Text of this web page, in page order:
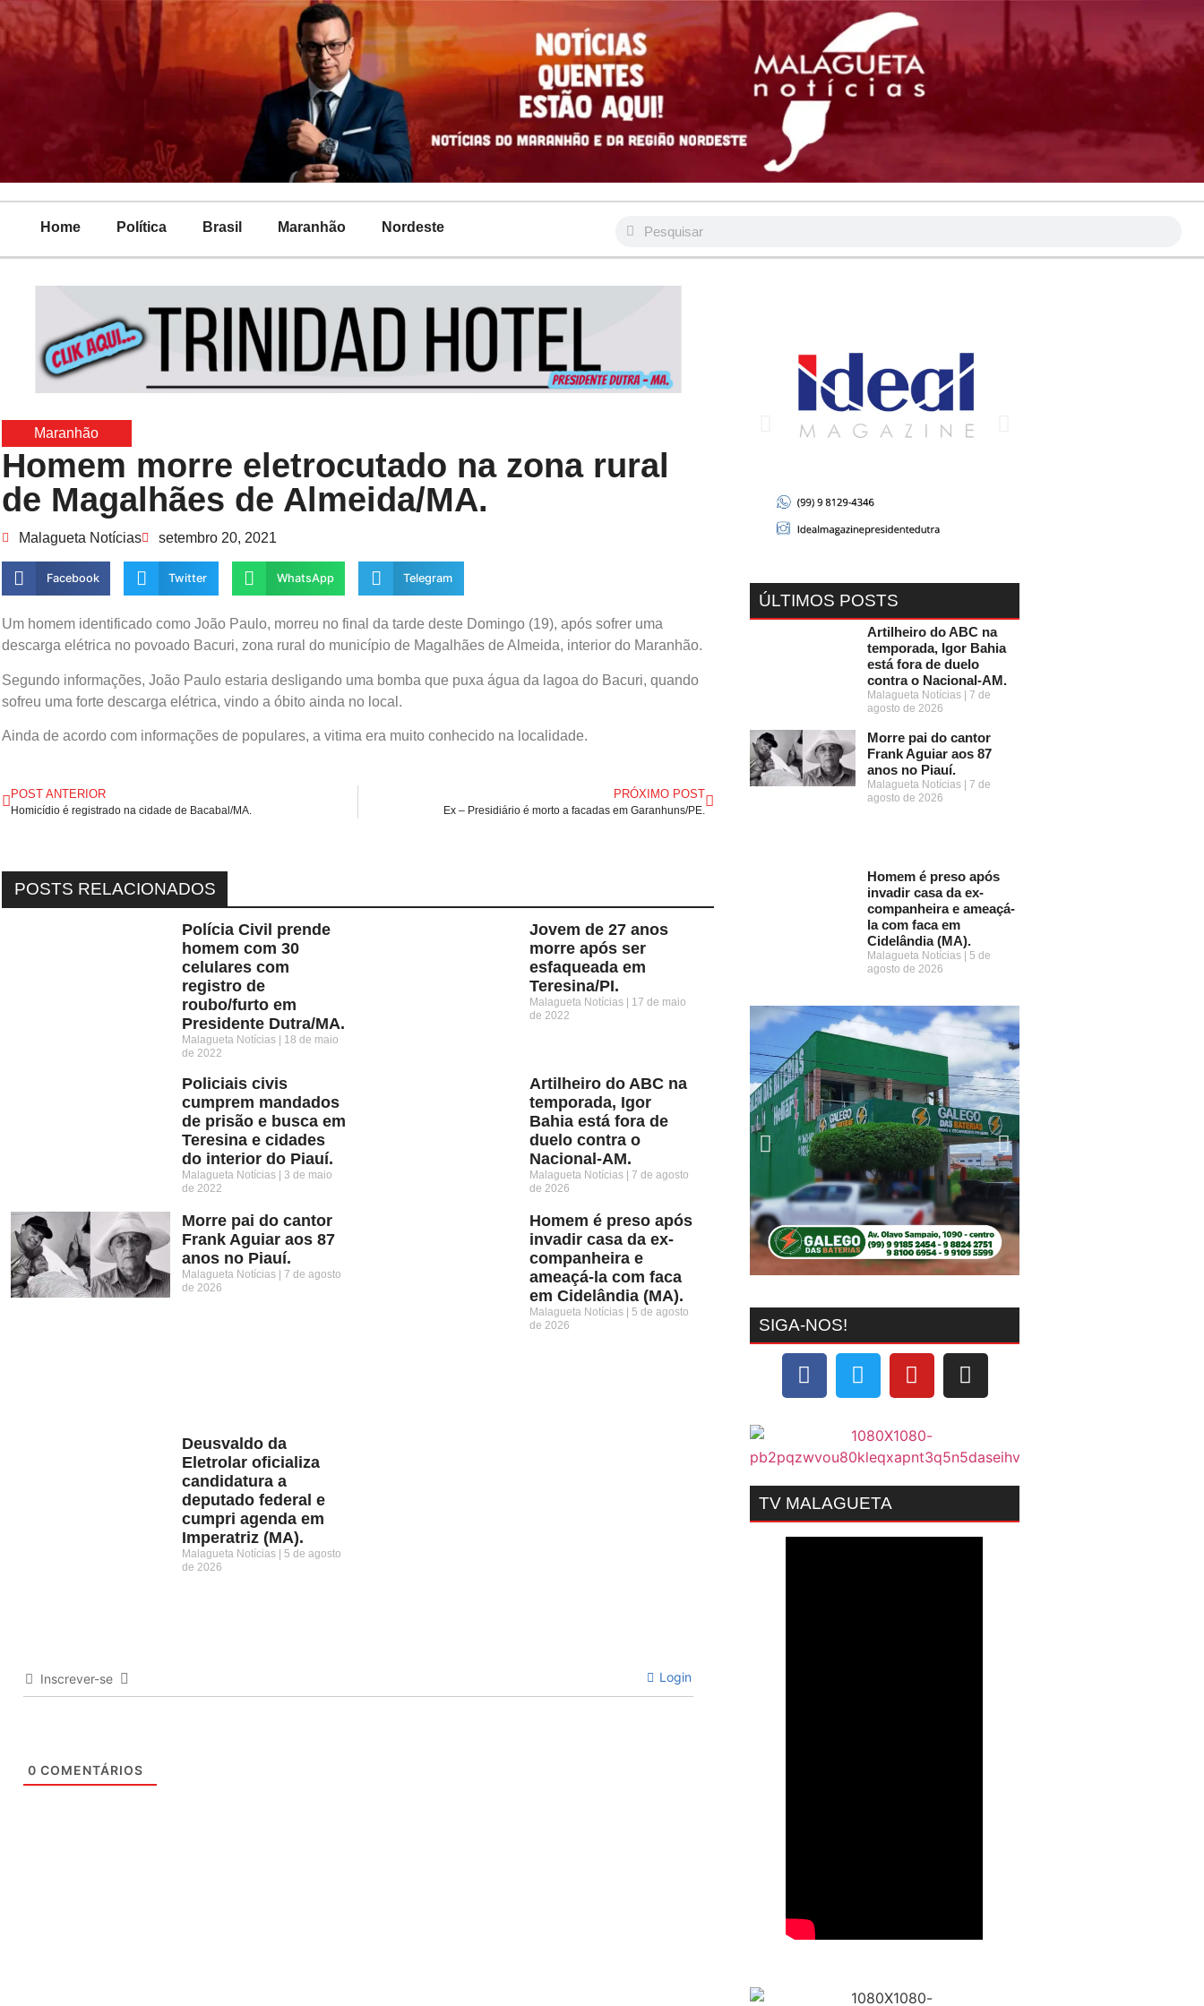
Home Política Brasil Maranhão Nordeste
Maranhão
Homem morre eletrocutado na zona rural
de Magalhães de Almeida/MA.
Malagueta Notícias setembro 20, 2021
Facebook Twitter WhatsApp Telegram
Um homem identificado como João Paulo, morreu no final da tarde deste Domingo (19), após sofrer uma
descarga elétrica no povoado Bacuri, zona rural do município de Magalhães de Almeida, interior do Maranhão.
Segundo informações, João Paulo estaria desligando uma bomba que puxa água da lagoa do Bacuri, quando
sofreu uma forte descarga elétrica, vindo a óbito ainda no local.
Ainda de acordo com informações de populares, a vitima era muito conhecido na localidade.
POST ANTERIOR
Homicídio é registrado na cidade de Bacabal/MA.
PRÓXIMO POST
Ex – Presidiário é morto a facadas em Garanhuns/PE.
POSTS RELACIONADOS
Polícia Civil prende
homem com 30
celulares com
registro de
roubo/furto em
Presidente Dutra/MA.
Malagueta Notícias
18 de maio
de 2022
Jovem de 27 anos
morre após ser
esfaqueada em
Teresina/PI.
Malagueta Notícias
17 de maio
de 2022
Policiais civis
cumprem mandados
de prisão e busca em
Teresina e cidades
do interior do Piauí.
Malagueta Notícias
3 de maio
de 2022
Artilheiro do ABC na
temporada, Igor
Bahia está fora de
duelo contra o
Nacional-AM.
Malagueta Notícias
7 de agosto
de 2026
Morre pai do cantor
Frank Aguiar aos 87
anos no Piauí.
Malagueta Notícias
7 de agosto
de 2026
Homem é preso após
invadir casa da ex-
companheira e
ameaçá-la com faca
em Cidelândia (MA).
Malagueta Notícias
5 de agosto
de 2026
Deusvaldo da
Eletrolar oficializa
candidatura a
deputado federal e
cumpri agenda em
Imperatriz (MA).
Malagueta Notícias
5 de agosto
de 2026
Inscrever-se Login
0 COMENTÁRIOS
ÚLTIMOS POSTS
Artilheiro do ABC na
temporada, Igor Bahia
está fora de duelo
contra o Nacional-AM.
Malagueta Notícias
7 de
agosto de 2026
Morre pai do cantor
Frank Aguiar aos 87
anos no Piauí.
Malagueta Notícias
7 de
agosto de 2026
Homem é preso após
invadir casa da ex-
companheira e ameaçá-
la com faca em
Cidelândia (MA).
Malagueta Notícias
5 de
agosto de 2026
SIGA-NOS!
TV MALAGUETA